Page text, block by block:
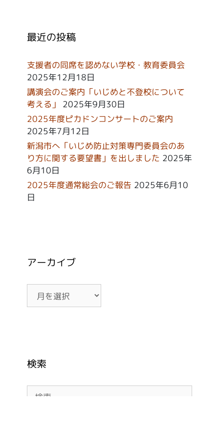
最近の投稿
支援者の同席を認めない学校・教育委員会
2025年12月18日
講演会のご案内「いじめと不登校について
考える」
2025年9月30日
2025年度ピカドンコンサートのご案内
2025年7月12日
新潟市へ「いじめ防止対策専門委員会のあ
り方に関する要望書」を出しました 2025年
6月10日
2025年度通常総会のご報告 2025年6月10
日
アーカイブ
検索